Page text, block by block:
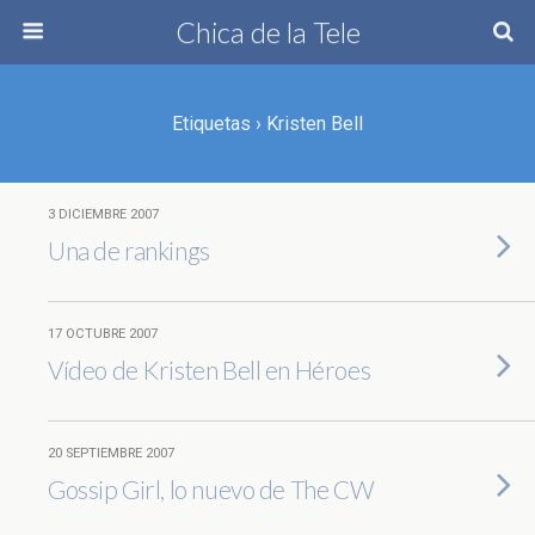
Chica de la Tele
Etiquetas › Kristen Bell
3 DICIEMBRE 2007
Una de rankings
17 OCTUBRE 2007
Vídeo de Kristen Bell en Héroes
20 SEPTIEMBRE 2007
Gossip Girl, lo nuevo de The CW